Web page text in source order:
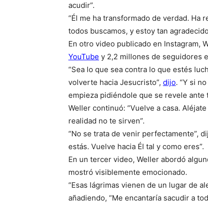
acudir”.
“Él me ha transformado de verdad. Ha
todos buscamos, y estoy tan
En otro video publicado en Instagram,
YouTube y 2,2 millones de seguidores
“Sea lo que sea contra lo que estés
volverte hacia Jesucristo”, dijo. “Y si
empieza pidiéndole que se revele ante
Weller continuó: “Vuelve a casa.
realidad no te sirven”.
“No se trata de venir perfectamente”,
estás. Vuelve hacia Él tal y como eres”.
En un tercer video, Weller abordó
mostró visiblemente emocionado.
“Esas lágrimas vienen de un lugar de
añadiendo, “Me encantaría sacudir a